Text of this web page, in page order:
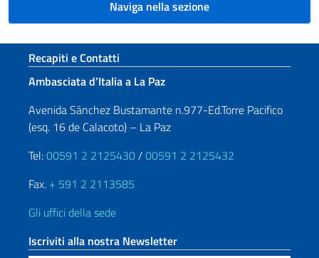
Naviga nella sezione
Sezione footer
Recapiti e Contatti
Ambasciata d’Italia a La Paz
Avenida Sánchez Bustamante n.977-Ed.Torre Pacifico
(esq. 16 de Calacoto) – La Paz
Tel:00591 2 2125430/00591 2 2125432
Fax. + 591 2 2113585
Gli uffici della sede
Iscriviti alla nostra Newsletter